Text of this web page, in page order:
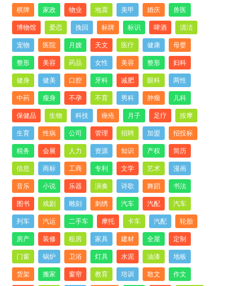
棋牌 家政 物业 地震 美甲 婚庆 兽医
博物馆 爱恋 挽回 标牌 标识 啤酒 清洁
宠物 医院 月嫂 天文 医疗 健康 母婴
整形 美容 药品 女性 美容 整形 妇科
健身 健美 口腔 牙科 减肥 眼科 两性
中药 瘦身 不孕 不育 男科 肿瘤 儿科
保健品 生物 科技 痤疮 月子 足疗 按摩
生育 性病 公司 管理 招聘 加盟 招投标
税务 会展 人力 资源 知识 产权 简历
信息 商标 工商 专利 文学 艺术 漫画
音乐 小说 乐器 演奏 诗歌 舞蹈 书法
图书 戏剧 雕刻 刺绣 汽车 汽配 汽车
列车 汽运 二手车 摩托 卡车 汽配 轮胎
房产 装修 租房 家具 建材 全屋 定制
门窗 锅炉 卫浴 灯具 水泥 油漆 地板
货架 搬家 窗帘 教育 培训 散文 作文